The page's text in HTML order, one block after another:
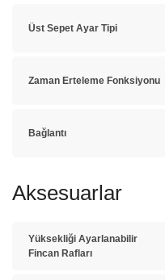
Üst Sepet Ayar Tipi
Zaman Erteleme Fonksiyonu
Bağlantı
Aksesuarlar
Yüksekliği Ayarlanabilir
Fincan Rafları